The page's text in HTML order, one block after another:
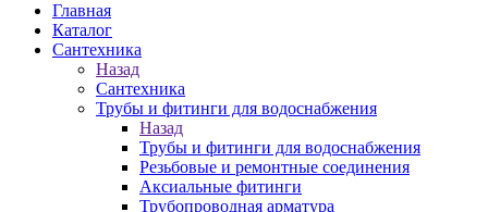
Главная
Каталог
Сантехника
Назад
Сантехника
Трубы и фитинги для водоснабжения
Назад
Трубы и фитинги для водоснабжения
Резьбовые и ремонтные соединения
Аксиальные фитинги
Трубопроводная арматура